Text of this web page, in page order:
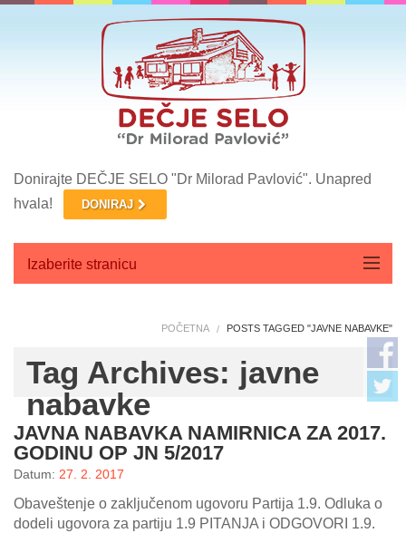
Donirajte DEČJE SELO "Dr Milorad Pavlović". Unapred
hvala!
DONIRAJ
Izaberite stranicu
Aktuelnosti
Galerija
Projekti
Prijatelji
POČETNA POSTS TAGGED "JAVNE NABAVKE"
Tag Archives: javne
nabavke
JAVNA NABAVKA NAMIRNICA ZA 2017.
GODINU OP JN 5/2017
Datum: 27. 2. 2017
Obaveštenje o zaključenom ugovoru Partija 1.9. Odluka o
dodeli ugovora za partiju 1.9 PITANJA i ODGOVORI 1.9.